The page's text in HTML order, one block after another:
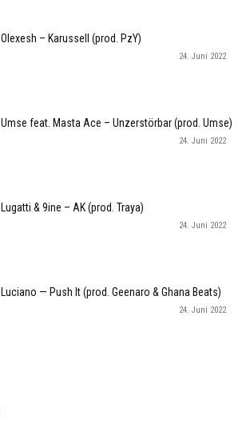
Olexesh – Karussell (prod. PzY)
24. Juni 2022
Umse feat. Masta Ace – Unzerstörbar (prod. Umse)
24. Juni 2022
Lugatti & 9ine – AK (prod. Traya)
24. Juni 2022
Luciano — Push It (prod. Geenaro & Ghana Beats)
24. Juni 2022